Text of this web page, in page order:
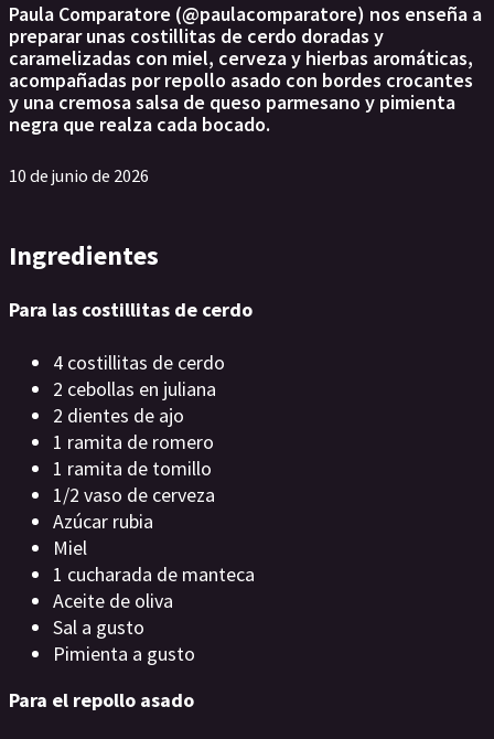
Paula Comparatore (@paulacomparatore) nos enseña a
preparar unas costillitas de cerdo doradas y
caramelizadas con miel, cerveza y hierbas aromáticas,
acompañadas por repollo asado con bordes crocantes
y una cremosa salsa de queso parmesano y pimienta
negra que realza cada bocado.
10 de junio de 2026
Ingredientes
Para las costillitas de cerdo
4 costillitas de cerdo
2 cebollas en juliana
2 dientes de ajo
1 ramita de romero
1 ramita de tomillo
1/2 vaso de cerveza
Azúcar rubia
Miel
1 cucharada de manteca
Aceite de oliva
Sal a gusto
Pimienta a gusto
Para el repollo asado